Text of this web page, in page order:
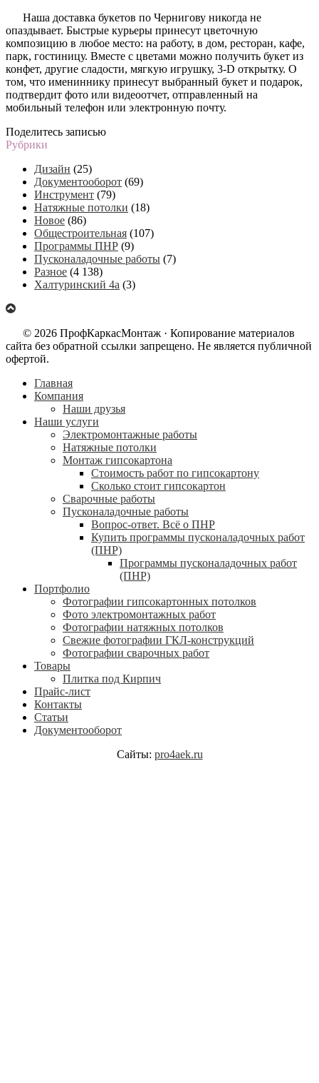
Наша доставка букетов по Чернигову никогда не
опаздывает. Быстрые курьеры принесут цветочную
композицию в любое место: на работу, в дом, ресторан, кафе,
парк, гостиницу. Вместе с цветами можно получить букет из
конфет, другие сладости, мягкую игрушку, 3-D открытку. О
том, что имениннику принесут выбранный букет и подарок,
подтвердит фото или видеоотчет, отправленный на
мобильный телефон или электронную почту.
Поделитесь записью
Рубрики
Дизайн (25)
Документооборот (69)
Инструмент (79)
Натяжные потолки (18)
Новое (86)
Общестроительная (107)
Программы ПНР (9)
Пусконаладочные работы (7)
Разное (4 138)
Халтуринский 4а (3)
© 2026 ПрофКаркасМонтаж · Копирование материалов
сайта без обратной ссылки запрещено. Не является публичной
офертой.
Главная
Компания
Наши друзья
Наши услуги
Электромонтажные работы
Натяжные потолки
Монтаж гипсокартона
Стоимость работ по гипсокартону
Сколько стоит гипсокартон
Сварочные работы
Пусконаладочные работы
Вопрос-ответ. Всё о ПНР
Купить программы пусконаладочных работ
(ПНР)
Программы пусконаладочных работ
(ПНР)
Портфолио
Фотографии гипсокартонных потолков
Фото электромонтажных работ
Фотографии натяжных потолков
Свежие фотографии ГКЛ-конструкций
Фотографии сварочных работ
Товары
Плитка под Кирпич
Прайс-лист
Контакты
Статьи
Документооборот
Сайты: pro4aek.ru